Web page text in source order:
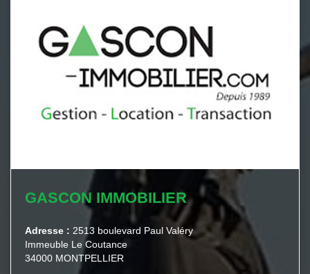
GASCON IMMOBILIER
Adresse : 2513 boulevard Paul Valéry
Immeuble Le Coutance
34000 MONTPELLIER